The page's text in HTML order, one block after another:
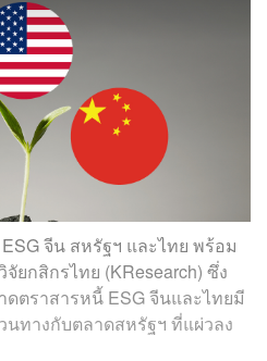
จีน สหรัฐฯ และไทย พร้อม
ยกสิกรไทย (KResearch) ซึ่ง
ตราสารหนี้ ESG จีนและไทยมี
ทางกับตลาดสหรัฐฯ ที่แผ่วลง